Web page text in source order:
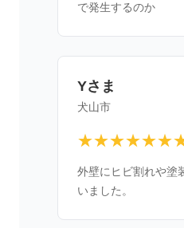
で発生するのか
Yさま
犬山市
外壁にヒビ割れや塗
いました。